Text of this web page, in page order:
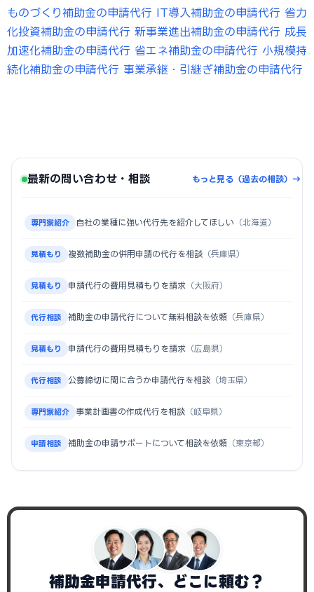
ものづくり補助金の申請代行 IT導入補助金の申請代行 省力
化投資補助金の申請代行 新事業進出補助金の申請代行 成長
加速化補助金の申請代行 省エネ補助金の申請代行 小規模持
続化補助金の申請代行 事業承継・引継ぎ補助金の申請代行
最新の問い合わせ・相談 もっと見る（過去の相談）→
専門家紹介 自社の業種に強い代行先を紹介してほしい （北海道）
見積もり 複数補助金の併用申請の代行を相談 （兵庫県）
見積もり 申請代行の費用見積もりを請求 （大阪府）
代行相談 補助金の申請代行について無料相談を依頼 （兵庫県）
見積もり 申請代行の費用見積もりを請求 （広島県）
代行相談 公募締切に間に合うか申請代行を相談 （埼玉県）
専門家紹介 事業計画書の作成代行を相談 （岐阜県）
申請相談 補助金の申請サポートについて相談を依頼 （東京都）
補助金申請代行、どこに頼む？